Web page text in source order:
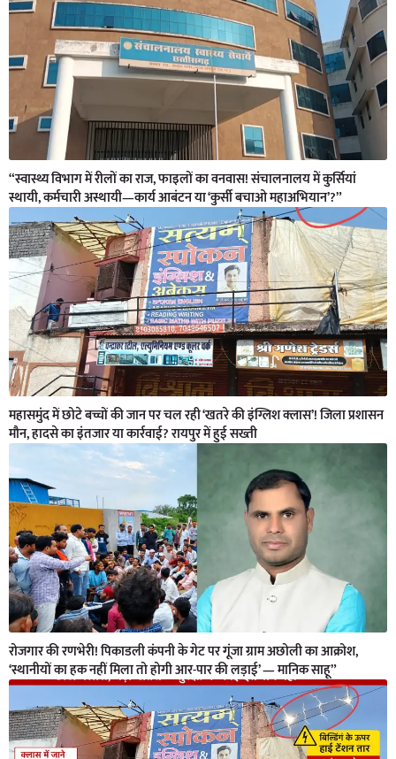
“स्वास्थ्य विभाग में रीलों का राज, फाइलों का वनवास! संचालनालय में कुर्सियां
स्थायी, कर्मचारी अस्थायी—कार्य आबंटन या ‘कुर्सी बचाओ महाअभियान’?”
महासमुंद में छोटे बच्चों की जान पर चल रही ‘खतरे की इंग्लिश क्लास’! जिला प्रशासन
मौन, हादसे का इंतजार या कार्रवाई? रायपुर में हुई सख्ती
रोजगार की रणभेरी! पिकाडली कंपनी के गेट पर गूंजा ग्राम अछोली का आक्रोश,
‘स्थानीयों का हक नहीं मिला तो होगी आर-पार की लड़ाई’ — मानिक साहू”